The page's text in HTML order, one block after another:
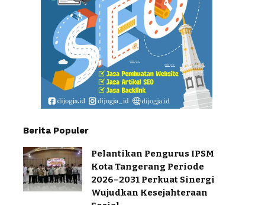
Berita Populer
Pelantikan Pengurus IPSM
Kota Tangerang Periode
2026–2031 Perkuat Sinergi
Wujudkan Kesejahteraan